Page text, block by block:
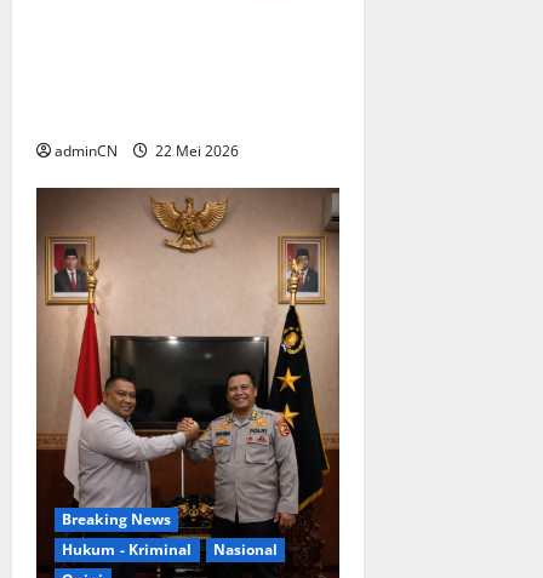
adminCN 22 Mei 2026
Breaking News
Hukum - Kriminal
Nasional